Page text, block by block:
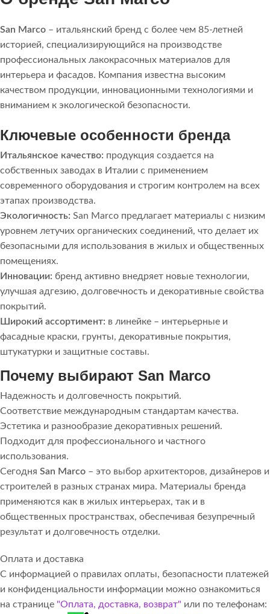
San Marco – итальянский бренд с более чем 85-летней
историей, специализирующийся на производстве
профессиональных лакокрасочных материалов для
интерьера и фасадов. Компания известна высоким
качеством продукции, инновационными технологиями и
вниманием к экологической безопасности.
Ключевые особенности бренда
Итальянское качество: продукция создается на
собственных заводах в Италии с применением
современного оборудования и строгим контролем на всех
этапах производства.
Экологичность: San Marco предлагает материалы с низким
уровнем летучих органических соединений, что делает их
безопасными для использования в жилых и общественных
помещениях.
Инновации: бренд активно внедряет новые технологии,
улучшая адгезию, долговечность и декоративные свойства
покрытий.
Широкий ассортимент: в линейке – интерьерные и
фасадные краски, грунты, декоративные покрытия,
штукатурки и защитные составы.
Почему выбирают San Marco
Надежность и долговечность покрытий.
Соответствие международным стандартам качества.
Эстетика и разнообразие декоративных решений.
Подходит для профессионального и частного
использования.
Сегодня San Marco – это выбор архитекторов, дизайнеров и
строителей в разных странах мира. Материалы бренда
применяются как в жилых интерьерах, так и в
общественных пространствах, обеспечивая безупречный
результат и долговечность отделки.
Оплата и доставка
С информацией о правилах оплаты, безопасности платежей
и конфиденциальности информации можно ознакомиться
на странице "Оплата, доставка, возврат" или по телефонам: